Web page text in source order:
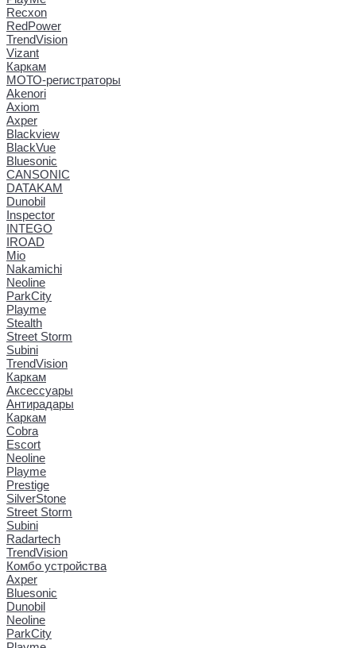
Recxon
RedPower
TrendVision
Vizant
Каркам
МОТО-регистраторы
Akenori
Axiom
Axper
Blackview
BlackVue
Bluesonic
CANSONIC
DATAKAM
Dunobil
Inspector
INTEGO
IROAD
Mio
Nakamichi
Neoline
ParkCity
Playme
Stealth
Street Storm
Subini
TrendVision
Каркам
Аксессуары
Антирадары
Каркам
Cobra
Escort
Neoline
Playme
Prestige
SilverStone
Street Storm
Subini
Radartech
TrendVision
Комбо устройства
Axper
Bluesonic
Dunobil
Neoline
ParkCity